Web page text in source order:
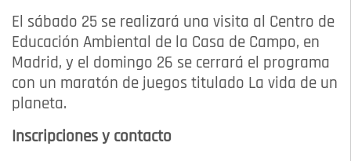
El sábado 25 se realizará una visita al Centro de
Educación Ambiental de la Casa de Campo, en
Madrid, y el domingo 26 se cerrará el programa
con un maratón de juegos titulado La vida de un
planeta.
Inscripciones y contacto